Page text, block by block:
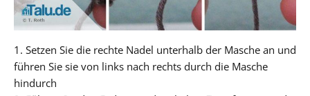
1. Setzen Sie die rechte Nadel unterhalb der Masche an und
führen Sie sie von links nach rechts durch die Masche
hindurch